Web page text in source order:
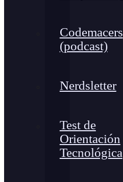
Codemacers
(podcast)
Nerdsletter
Test de
Orientación
Tecnológica